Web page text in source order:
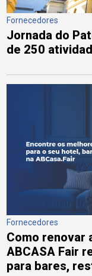
Fornecedores
Jornada do
de 250
Fornecedores
Como renovar
ABCASA Fair
para bares,